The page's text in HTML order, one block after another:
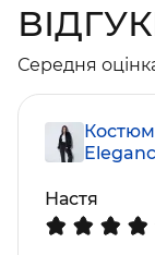
Середня
Настя